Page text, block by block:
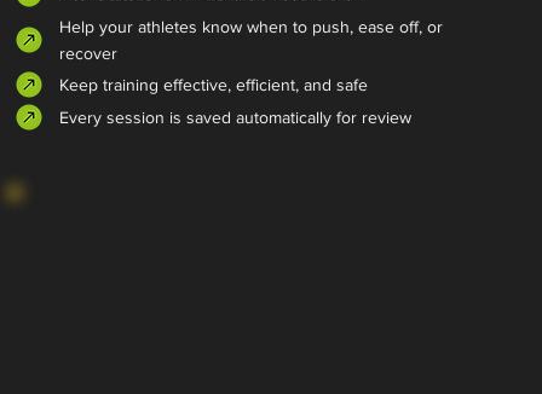
Help your athletes know when to push, ease off, or
recover
Keep training effective, efficient, and safe
Every session is saved automatically for review